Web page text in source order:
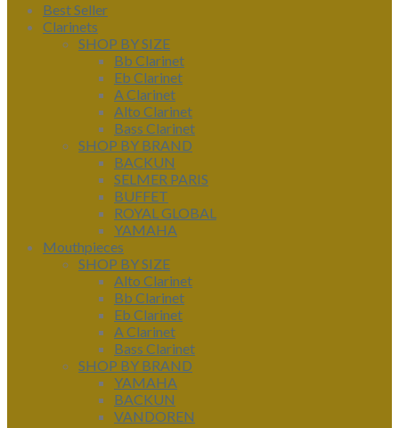
Best Seller
Clarinets
SHOP BY SIZE
Bb Clarinet
Eb Clarinet
A Clarinet
Alto Clarinet
Bass Clarinet
SHOP BY BRAND
BACKUN
SELMER PARIS
BUFFET
ROYAL GLOBAL
YAMAHA
Mouthpieces
SHOP BY SIZE
Alto Clarinet
Bb Clarinet
Eb Clarinet
A Clarinet
Bass Clarinet
SHOP BY BRAND
YAMAHA
BACKUN
VANDOREN